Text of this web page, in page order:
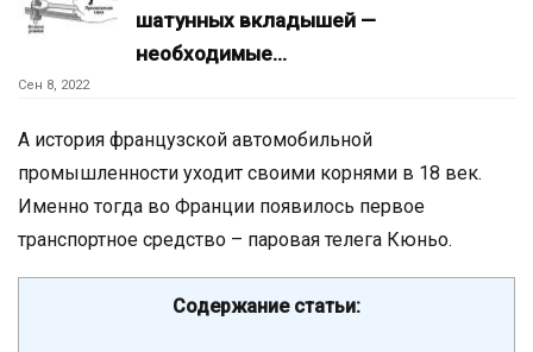
шатунных вкладышей —
необходимые…
Сен 8, 2022
А история французской автомобильной
промышленности уходит своими корнями в 18 век.
Именно тогда во Франции появилось первое
транспортное средство – паровая телега Кюньо.
Содержание статьи: